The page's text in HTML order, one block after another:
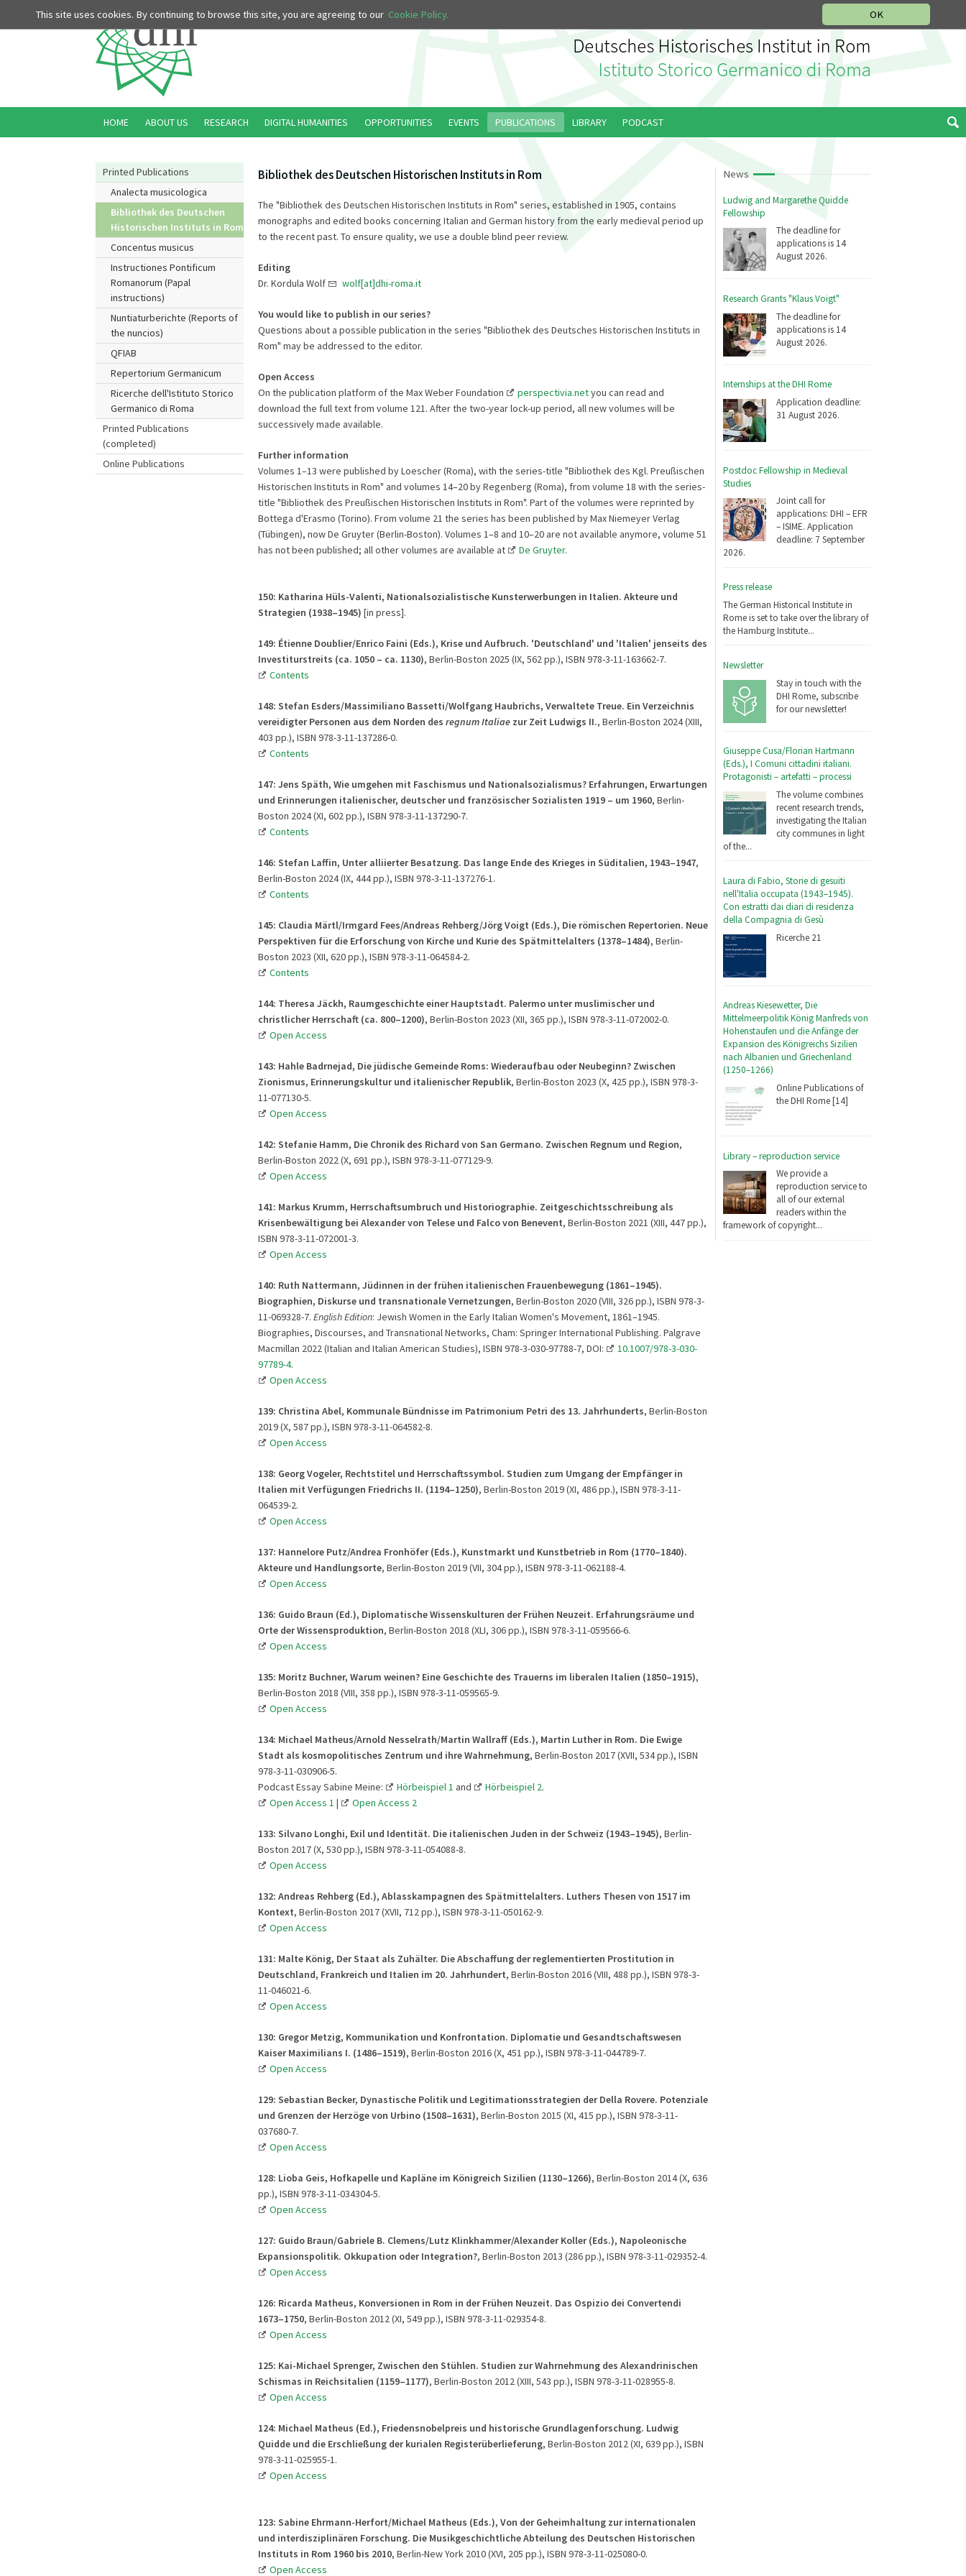
OK
This site uses cookies. By continuing to browse this site, you are agreeing to our Cookie Policy.
Printed Publications
Analecta musicologica
Bibliothek des Deutschen
Historischen Instituts in Rom
Concentus musicus
Instructiones Pontificum
Romanorum (Papal
instructions)
Nuntiaturberichte (Reports of
the nuncios)
QFIAB
Repertorium Germanicum
Ricerche dell'Istituto Storico
Germanico di Roma
Printed Publications
(completed)
Online Publications
News
Ludwig and Margarethe Quidde
Fellowship
The deadline for
applications is 14
August 2026.
Research Grants "Klaus Voigt"
The deadline for
applications is 14
August 2026.
Internships at the DHI Rome
Application deadline:
31 August 2026.
Postdoc Fellowship in Medieval
Studies
Joint call for
applications: DHI – EFR
– ISIME. Application
deadline: 7 September
2026.
Press release
The German Historical Institute in
Rome is set to take over the library of
the Hamburg Institute...
Newsletter
Stay in touch with the
DHI Rome, subscribe
for our newsletter!
Giuseppe Cusa/Florian Hartmann
(Eds.), I Comuni cittadini italiani.
Protagonisti – artefatti – processi
The volume combines
recent research trends,
investigating the Italian
city communes in light
of the...
Laura di Fabio, Storie di gesuiti
nell'Italia occupata (1943–1945).
Con estratti dai diari di residenza
della Compagnia di Gesù
Ricerche 21
Andreas Kiesewetter, Die
Mittelmeerpolitik König Manfreds von
Hohenstaufen und die Anfänge der
Expansion des Königreichs Sizilien
nach Albanien und Griechenland
(1250–1266)
Online Publications of
the DHI Rome [14]
Library – reproduction service
We provide a
reproduction service to
all of our external
readers within the
framework of copyright...
Bibliothek des Deutschen Historischen Instituts in Rom
The "Bibliothek des Deutschen Historischen Instituts in Rom" series, established in 1905, contains
monographs and edited books concerning Italian and German history from the early medieval period up
to the recent past. To ensure quality, we use a double blind peer review.
Editing
Dr. Kordula Wolf
wolf[at]dhi-roma.it
You would like to publish in our series?
Questions about a possible publication in the series "Bibliothek des Deutsches Historischen Instituts in
Rom" may be addressed to the editor.
Open Access
On the publication platform of the Max Weber Foundation
perspectivia.netyou can read and
download the full text from volume 121. After the two-year lock-up period, all new volumes will be
successively made available.
Further information
Volumes 1–13 were published by Loescher (Roma), with the series-title "Bibliothek des Kgl. Preußischen
Historischen Instituts in Rom" and volumes 14–20 by Regenberg (Roma), from volume 18 with the series-
title "Bibliothek des Preußischen Historischen Instituts in Rom". Part of the volumes were reprinted by
Bottega d'Erasmo (Torino). From volume 21 the series has been published by Max Niemeyer Verlag
(Tübingen), now De Gruyter (Berlin-Boston). Volumes 1–8 and 10–20 are not available anymore, volume 51
has not been published; all other volumes are available at
De Gruyter.
150: Katharina Hüls-Valenti, Nationalsozialistische Kunsterwerbungen in Italien. Akteure und
Strategien (1938–1945) [in press].
149: Étienne Doublier/Enrico Faini (Eds.), Krise und Aufbruch. 'Deutschland' und 'Italien' jenseits des
Investiturstreits (ca. 1050 – ca. 1130), Berlin-Boston 2025 (IX, 562 pp.), ISBN 978-3-11-163662-7.
Contents
148: Stefan Esders/Massimiliano Bassetti/Wolfgang Haubrichs, Verwaltete Treue. Ein Verzeichnis
vereidigter Personen aus dem Norden des regnum Italiaezur Zeit Ludwigs II., Berlin-Boston 2024 (XIII,
403 pp.), ISBN 978-3-11-137286-0.
Contents
147: Jens Späth, Wie umgehen mit Faschismus und Nationalsozialismus? Erfahrungen, Erwartungen
und Erinnerungen italienischer, deutscher und französischer Sozialisten 1919 – um 1960, Berlin-
Boston 2024 (XI, 602 pp.), ISBN 978-3-11-137290-7.
Contents
146: Stefan Laffin, Unter alliierter Besatzung. Das lange Ende des Krieges in Süditalien, 1943–1947,
Berlin-Boston 2024 (IX, 444 pp.), ISBN 978-3-11-137276-1.
Contents
145: Claudia Märtl/Irmgard Fees/Andreas Rehberg/Jörg Voigt (Eds.), Die römischen Repertorien. Neue
Perspektiven für die Erforschung von Kirche und Kurie des Spätmittelalters (1378–1484), Berlin-
Boston 2023 (XII, 620 pp.), ISBN 978-3-11-064584-2.
Contents
144: Theresa Jäckh, Raumgeschichte einer Hauptstadt. Palermo unter muslimischer und
christlicher Herrschaft (ca. 800–1200), Berlin-Boston 2023 (XII, 365 pp.), ISBN 978-3-11-072002-0.
Open Access
143: Hahle Badrnejad, Die jüdische Gemeinde Roms: Wiederaufbau oder Neubeginn? Zwischen
Zionismus, Erinnerungskultur und italienischer Republik, Berlin-Boston 2023 (X, 425 pp.), ISBN 978-3-
11-077130-5.
Open Access
142: Stefanie Hamm, Die Chronik des Richard von San Germano. Zwischen Regnum und Region,
Berlin-Boston 2022 (X, 691 pp.), ISBN 978-3-11-077129-9.
Open Access
141: Markus Krumm, Herrschaftsumbruch und Historiographie. Zeitgeschichtsschreibung als
Krisenbewältigung bei Alexander von Telese und Falco von Benevent, Berlin-Boston 2021 (XIII, 447 pp.),
ISBN 978-3-11-072001-3.
Open Access
140: Ruth Nattermann, Jüdinnen in der frühen italienischen Frauenbewegung (1861–1945).
Biographien, Diskurse und transnationale Vernetzungen, Berlin-Boston 2020 (VIII, 326 pp.), ISBN 978-3-
11-069328-7. English Edition: Jewish Women in the Early Italian Women's Movement, 1861–1945.
Biographies, Discourses, and Transnational Networks, Cham: Springer International Publishing. Palgrave
Macmillan 2022 (Italian and Italian American Studies), ISBN 978-3-030-97788-7, DOI:
10.1007/978-3-030-
97789-4.
Open Access
139: Christina Abel, Kommunale Bündnisse im Patrimonium Petri des 13. Jahrhunderts, Berlin-Boston
2019 (X, 587 pp.), ISBN 978-3-11-064582-8.
Open Access
138: Georg Vogeler, Rechtstitel und Herrschaftssymbol. Studien zum Umgang der Empfängerin
Italien mit Verfügungen Friedrichs II. (1194–1250), Berlin-Boston 2019 (XI, 486 pp.), ISBN 978-3-11-
064539-2.
Open Access
137: Hannelore Putz/Andrea Fronhöfer (Eds.), Kunstmarkt und Kunstbetrieb in Rom (1770–1840).
Akteure und Handlungsorte, Berlin-Boston 2019 (VII, 304 pp.), ISBN 978-3-11-062188-4.
Open Access
136: Guido Braun (Ed.), Diplomatische Wissenskulturen der Frühen Neuzeit. Erfahrungsräume und
Orte der Wissensproduktion, Berlin-Boston 2018 (XLI, 306 pp.), ISBN 978-3-11-059566-6.
Open Access
135: Moritz Buchner, Warum weinen? Eine Geschichte des Trauerns im liberalen Italien (1850–1915),
Berlin-Boston 2018 (VIII, 358 pp.), ISBN 978-3-11-059565-9.
Open Access
134: Michael Matheus/Arnold Nesselrath/Martin Wallraff (Eds.), Martin Luther in Rom. Die Ewige
Stadt als kosmopolitisches Zentrum und ihre Wahrnehmung, Berlin-Boston 2017 (XVII, 534 pp.), ISBN
978-3-11-030906-5.
Podcast Essay Sabine Meine:
Hörbeispiel 1 and Hörbeispiel 2.
Open Access 1 | Open Access 2
133: Silvano Longhi, Exil und Identität. Die italienischen Juden in der Schweiz (1943–1945), Berlin-
Boston 2017 (X, 530 pp.), ISBN 978-3-11-054088-8.
Open Access
132: Andreas Rehberg (Ed.), Ablasskampagnen des Spätmittelalters. Luthers Thesen von 1517 im
Kontext, Berlin-Boston 2017 (XVII, 712 pp.), ISBN 978-3-11-050162-9.
Open Access
131: Malte König, Der Staat als Zuhälter. Die Abschaffung der reglementierten Prostitution in
Deutschland, Frankreich und Italien im 20. Jahrhundert, Berlin-Boston 2016 (VIII, 488 pp.), ISBN 978-3-
11-046021-6.
Open Access
130: Gregor Metzig, Kommunikation und Konfrontation. Diplomatie und Gesandtschaftswesen
Kaiser Maximilians I. (1486–1519), Berlin-Boston 2016 (X, 451 pp.), ISBN 978-3-11-044789-7.
Open Access
129: Sebastian Becker, Dynastische Politik und Legitimationsstrategien der Della Rovere. Potenziale
und Grenzen der Herzöge von Urbino (1508–1631), Berlin-Boston 2015 (XI, 415 pp.), ISBN 978-3-11-
037680-7.
Open Access
128: Lioba Geis, Hofkapelle und Kapläne im Königreich Sizilien (1130–1266), Berlin-Boston 2014 (X, 636
pp.), ISBN 978-3-11-034304-5.
Open Access
127: Guido Braun/Gabriele B. Clemens/Lutz Klinkhammer/Alexander Koller (Eds.), Napoleonische
Expansionspolitik. Okkupation oder Integration?, Berlin-Boston 2013 (286 pp.), ISBN 978-3-11-029352-4.
Open Access
126: Ricarda Matheus, Konversionen in Rom in der Frühen Neuzeit. Das Ospizio dei Convertendi
1673–1750, Berlin-Boston 2012 (XI, 549 pp.), ISBN 978-3-11-029354-8.
Open Access
125: Kai-Michael Sprenger, Zwischen den Stühlen. Studien zur Wahrnehmung des Alexandrinischen
Schismas in Reichsitalien (1159–1177), Berlin-Boston 2012 (XIII, 543 pp.), ISBN 978-3-11-028955-8.
Open Access
124: Michael Matheus (Ed.), Friedensnobelpreis und historische Grundlagenforschung. Ludwig
Quidde und die Erschließung der kurialen Registerüberlieferung, Berlin-Boston 2012 (XI, 639 pp.), ISBN
978-3-11-025955-1.
Open Access
123: Sabine Ehrmann-Herfort/Michael Matheus (Eds.), Von der Geheimhaltung zur internationalen
und interdisziplinären Forschung. Die Musikgeschichtliche Abteilung des Deutschen Historischen
Instituts in Rom 1960 bis 2010, Berlin-New York 2010 (XVI, 205 pp.), ISBN 978-3-11-025080-0.
Open Access
HOME ABOUT US RESEARCH DIGITAL HUMANITIES OPPORTUNITIES EVENTS PUBLICATIONS LIBRARY PODCAST